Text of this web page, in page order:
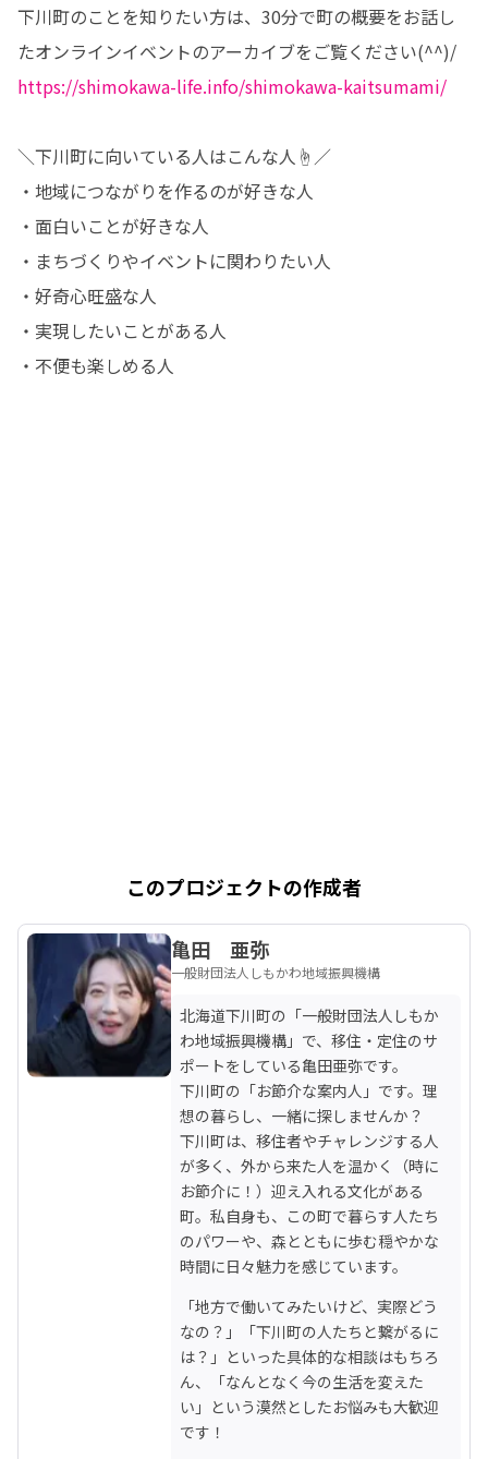
下川町のことを知りたい方は、30分で町の概要をお話し
https://shimokawa-life.info/shimokawa-kaitsumami/
＼下川町に向いている人はこんな人☝／
・地域につながりを作るのが好きな人
・面白いことが好きな人
・まちづくりやイベントに関わりたい人
・好奇心旺盛な人
・実現したいことがある人
・不便も楽しめる人
このプロジェクトの作成者
亀田 亜弥
一般財団法人しもかわ地域振興機構
北海道下川町の「一般財団法人しもか
わ地域振興機構」で、移住・定住のサ
ポートをしている亀田亜弥です。
下川町の「お節介な案内人」です。理
想の暮らし、一緒に探しませんか？
下川町は、移住者やチャレンジする人
が多く、外から来た人を温かく（時に
お節介に！）迎え入れる文化がある
町。私自身も、この町で暮らす人たち
のパワーや、森とともに歩む穏やかな
時間に日々魅力を感じています。
「地方で働いてみたいけど、実際どう
なの？」「下川町の人たちと繋がるに
は？」といった具体的な相談はもちろ
ん、「なんとなく今の生活を変えた
い」という漠然としたお悩みも大歓迎
です！